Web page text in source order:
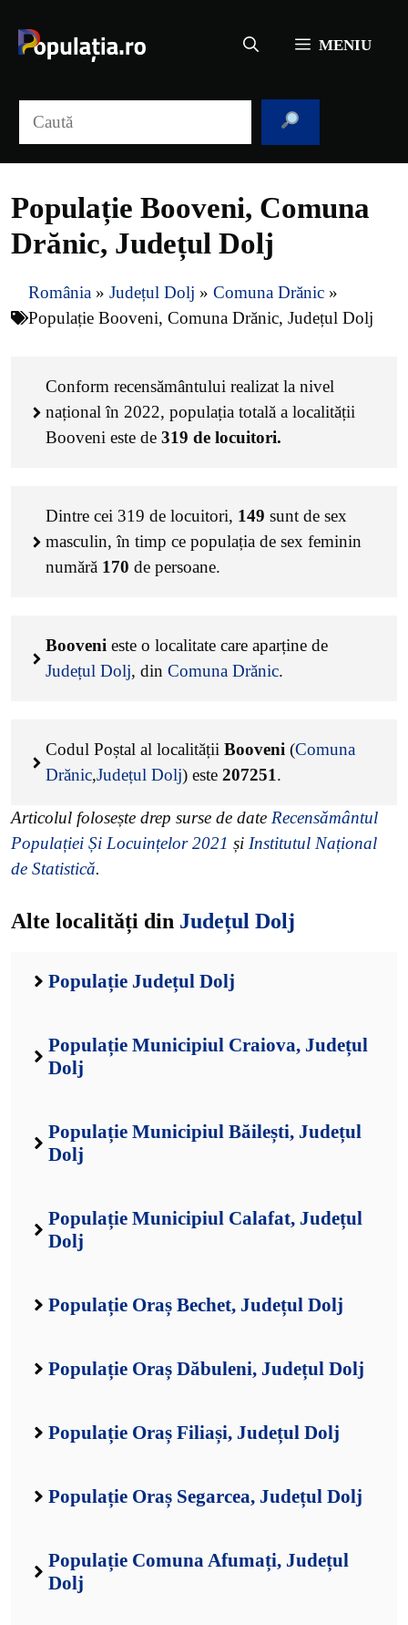
conținut
MENIU
Populație Booveni, Comuna
Drănic, Județul Dolj
România » Județul Dolj » Comuna Drănic »
Populație Booveni, Comuna Drănic, Județul Dolj
Conform recensământului realizat la nivel
național în 2022, populația totală a localității
Booveni este de 319 de locuitori.
Dintre cei 319 de locuitori, 149 sunt de sex
masculin, în timp ce populația de sex feminin
numără 170 de persoane.
Booveni este o localitate care aparține de
Județul Dolj, din Comuna Drănic.
Codul Poștal al localității Booveni (Comuna
Drănic,Județul Dolj) este 207251.
Articolul folosește drep surse de date Recensământul
Populației Și Locuințelor 2021 și Institutul Național
de Statistică.
Alte localități din Județul Dolj
Populație Județul Dolj
Populație Municipiul Craiova, Județul
Dolj
Populație Municipiul Băilești, Județul
Dolj
Populație Municipiul Calafat, Județul
Dolj
Populație Oraș Bechet, Județul Dolj
Populație Oraș Dăbuleni, Județul Dolj
Populație Oraș Filiași, Județul Dolj
Populație Oraș Segarcea, Județul Dolj
Populație Comuna Afumați, Județul
Dolj